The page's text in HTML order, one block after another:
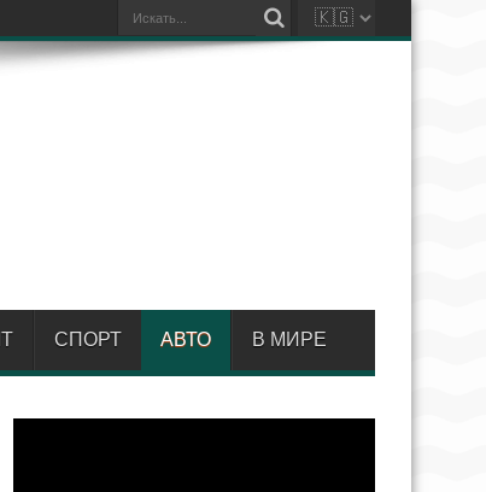
IT СПОРТ АВТО В МИРЕ